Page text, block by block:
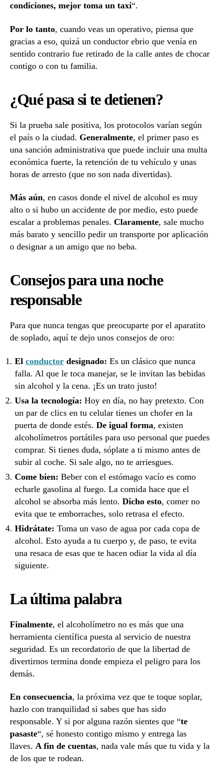
condiciones, mejor toma un taxi“.
Por lo tanto, cuando veas un operativo, piensa que
gracias a eso, quizá un conductor ebrio que venía en
sentido contrario fue retirado de la calle antes de chocar
contigo o con tu familia.
¿Qué pasa si te detienen?
Si la prueba sale positiva, los protocolos varían según
el país o la ciudad. Generalmente, el primer paso es
una sanción administrativa que puede incluir una multa
económica fuerte, la retención de tu vehículo y unas
horas de arresto (que no son nada divertidas).
Más aún, en casos donde el nivel de alcohol es muy
alto o si hubo un accidente de por medio, esto puede
escalar a problemas penales. Claramente, sale mucho
más barato y sencillo pedir un transporte por aplicación
o designar a un amigo que no beba.
Consejos para una noche
responsable
Para que nunca tengas que preocuparte por el aparatito
de soplado, aquí te dejo unos consejos de oro:
El conductor designado: Es un clásico que nunca
falla. Al que le toca manejar, se le invitan las bebidas
sin alcohol y la cena. ¡Es un trato justo!
Usa la tecnología: Hoy en día, no hay pretexto. Con
un par de clics en tu celular tienes un chofer en la
puerta de donde estés. De igual forma, existen
alcoholímetros portátiles para uso personal que puedes
comprar. Si tienes duda, sóplate a ti mismo antes de
subir al coche. Si sale algo, no te arriesgues.
Come bien: Beber con el estómago vacío es como
echarle gasolina al fuego. La comida hace que el
alcohol se absorba más lento. Dicho esto, comer no
evita que te emborraches, solo retrasa el efecto.
Hidrátate: Toma un vaso de agua por cada copa de
alcohol. Esto ayuda a tu cuerpo y, de paso, te evita
una resaca de esas que te hacen odiar la vida al día
siguiente.
La última palabra
Finalmente, el alcoholímetro no es más que una
herramienta científica puesta al servicio de nuestra
seguridad. Es un recordatorio de que la libertad de
divertirnos termina donde empieza el peligro para los
demás.
En consecuencia, la próxima vez que te toque soplar,
hazlo con tranquilidad si sabes que has sido
responsable. Y si por alguna razón sientes que “te
pasaste“, sé honesto contigo mismo y entrega las
llaves. A fin de cuentas, nada vale más que tu vida y la
de los que te rodean.